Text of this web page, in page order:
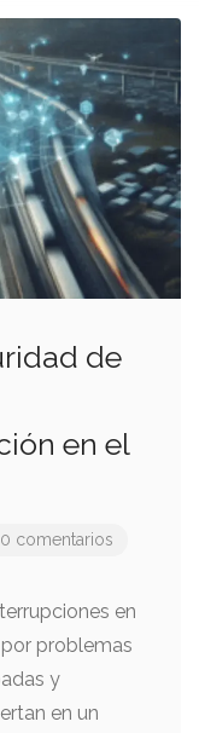
de
en el
comentarios
en
problemas
y
en un